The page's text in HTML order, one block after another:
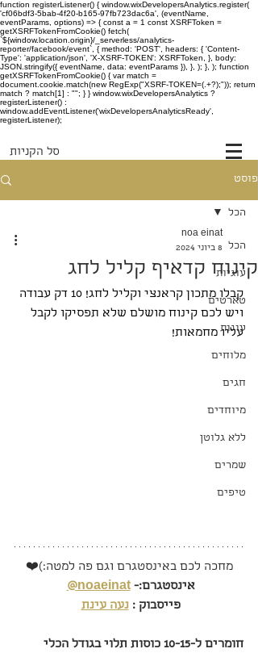
function registerListener() { window.wixDevelopersAnalytics.register(
'cf06bdf3-5bab-4f20-b165-97fb723dac6a', (eventName,
eventParams, options) => { const a = 1 const XSRFToken =
getXSRFTokenFromCookie() fetch(
`${window.location.origin}/_serverless/analytics-
reporter/facebook/event`, { method: 'POST', headers: { 'Content-
Type': 'application/json', 'X-XSRF-TOKEN': XSRFToken, }, body:
JSON.stringify({ eventName, data: eventParams }), }, ); }, ); function
getXSRFTokenFromCookie() { var match =
document.cookie.match(new RegExp("XSRF-TOKEN=(.+?);")); return
match ? match[1] : ""; } } window.wixDevelopersAnalytics ?
registerListener() :
window.addEventListener('wixDevelopersAnalyticsReady',
registerListener);
סל הקניות
פוסט
הכל
עוגיות
טארטים
עוגות
מלוחים
חגים
מיוחדים
ללא גלוטן
שמרים
טיפים
הכל
קינוח קדאיף קליל לחג
noa einat
8 ביוני 2024
קבלו מתכון קראנצי וקליל לחג! 10 דק עבודה
ויש לכם קינוח מושלם שלא תפסיקו לקבל
עליו מחמאות!
מחכה לכם באינסטגרם וגם פה למטה:)❤️
אינסטגרם:- noaeinat@
פייסבוק : נעה עינת
חומרים ל-10-15 כוסות תלוי בגודל הכלי